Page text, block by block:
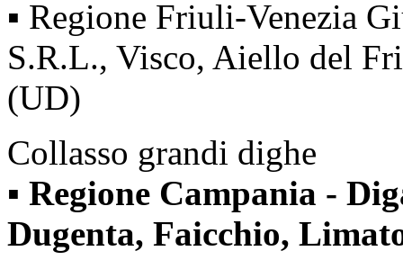
▪ Regione Friuli-Venezia
S.R.L., Visco, Aiello del
(UD)
Collasso grandi dighe
▪ Regione Campania -
Dugenta, Faicchio,